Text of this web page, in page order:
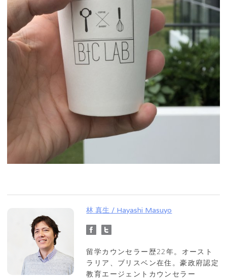
林 真生 / Hayashi Masuyo
留学カウンセラー歴22年。オースト
ラリア、ブリスベン在住。豪政府認定
教育エージェントカウンセラー